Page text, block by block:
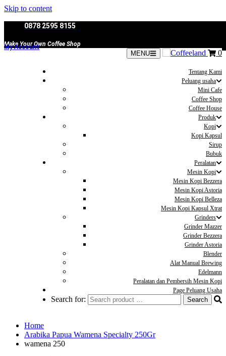
Skip to content
0878 2595 8155
Make Your Own Coffee Shop
My Account
MENU 0
Tentang Kami
Peluang usaha
Mini Cafe
Coffee Shop
Coffee House
Produk
Kopi
Kopi Kapsul
Sirup
Bubuk
Peralatan
Mesin Kopi
Mesin Kopi Bezzera
Mesin Kopi Astoria
Mesin Kopi Belleza
Mesin Kopi Kapsul Xtrat
Grinders
Grinder Mazzer
Grinder Bezzera
Grinder Astoria
Blender
Alat Manual Brewing
Edelmann
Peralatan dan Pembersih Mesin Kopi
Page Peluang Usaha
Search for:
Home
Arabika Papua Wamena Specialty 250Gr
wamena 250